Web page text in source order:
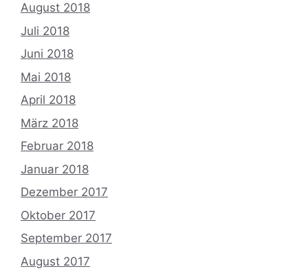
August 2018
Juli 2018
Juni 2018
Mai 2018
April 2018
März 2018
Februar 2018
Januar 2018
Dezember 2017
Oktober 2017
September 2017
August 2017